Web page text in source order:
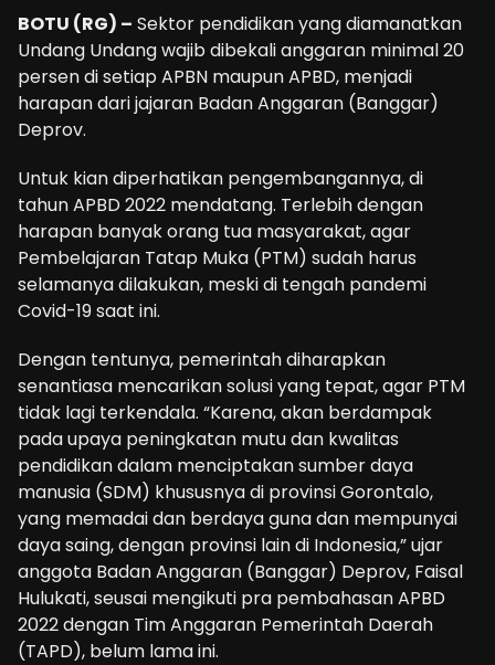
BOTU (RG) – Sektor pendidikan yang diamanatkan
Undang Undang wajib dibekali anggaran minimal 20
persen di setiap APBN maupun APBD, menjadi
harapan dari jajaran Badan Anggaran (Banggar)
Deprov.
Untuk kian diperhatikan pengembangannya, di
tahun APBD 2022 mendatang. Terlebih dengan
harapan banyak orang tua masyarakat, agar
Pembelajaran Tatap Muka (PTM) sudah harus
selamanya dilakukan, meski di tengah pandemi
Covid-19 saat ini.
Dengan tentunya, pemerintah diharapkan
senantiasa mencarikan solusi yang tepat, agar PTM
tidak lagi terkendala. “Karena, akan berdampak
pada upaya peningkatan mutu dan kwalitas
pendidikan dalam menciptakan sumber daya
manusia (SDM) khususnya di provinsi Gorontalo,
yang memadai dan berdaya guna dan mempunyai
daya saing, dengan provinsi lain di Indonesia,” ujar
anggota Badan Anggaran (Banggar) Deprov, Faisal
Hulukati, seusai mengikuti pra pembahasan APBD
2022 dengan Tim Anggaran Pemerintah Daerah
(TAPD), belum lama ini.